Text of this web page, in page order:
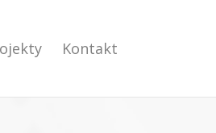
Kontakt